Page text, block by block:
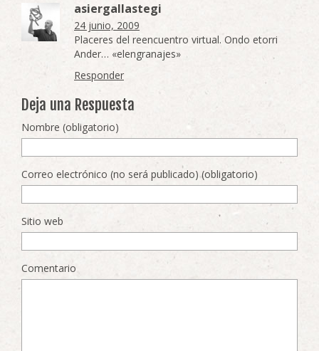
asiergallastegi
24 junio, 2009
Placeres del reencuentro virtual. Ondo etorri
Ander… «elengranajes»
Responder
Deja una Respuesta
Nombre (obligatorio)
Correo electrónico (no será publicado) (obligatorio)
Sitio web
Comentario